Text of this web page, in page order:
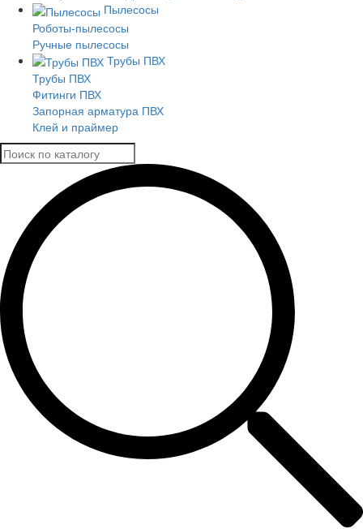
Пылесосы
Роботы-пылесосы
Ручные пылесосы
Трубы ПВХ
Трубы ПВХ
Фитинги ПВХ
Запорная арматура ПВХ
Клей и праймер